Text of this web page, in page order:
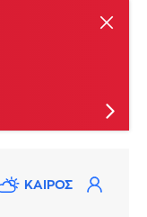
ΚΑΙΡΟΣ